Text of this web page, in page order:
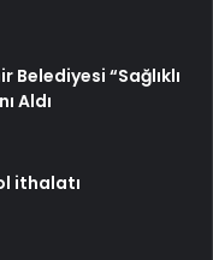
Belediyesi “Sağlıklı
Aldı
ithalatı